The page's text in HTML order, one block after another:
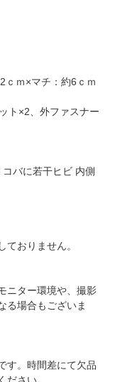
ｃｍ×マチ：約6ｃｍ
ト×2、外ファスナー
コバに若干ヒビ 内側
おりません。
ニター環境や、撮影
る場合もございま
す。時間差にて欠品